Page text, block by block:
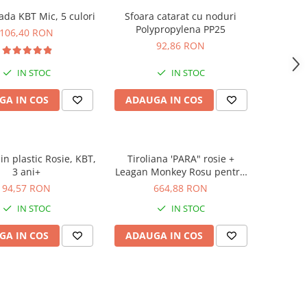
KBT Mic, 5 culori
106,40 RON
IN STOC
IN COS
Sfoara catarat cu noduri
Polypropylena PP25
92,86 RON
IN STOC
ADAUGA IN COS
plastic Rosie, KBT,
3 ani+
94,57 RON
IN STOC
IN COS
Tiroliana 'PARA" rosie +
Leagan Monkey Rosu pentru
tiroliana
664,88 RON
IN STOC
ADAUGA IN COS